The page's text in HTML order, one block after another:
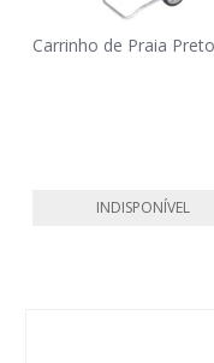
Carrinho de Praia
INDISPONÍVEL